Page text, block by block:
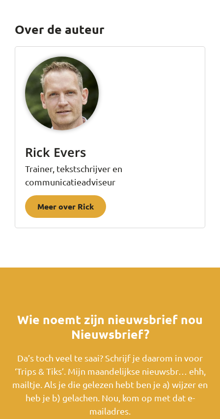
Over de auteur
Rick Evers
Trainer, tekstschrijver en
communicatieadviseur
Meer over Rick
Wie noemt zijn nieuwsbrief nou
Nieuwsbrief?
Da’s toch veel te saai? Schrijf je daarom in voor
‘Trips & Tiks’. Mijn maandelijkse nieuwsbr… ehh,
mailtje. Als je die gelezen hebt ben je a) wijzer en
heb je b) gelachen. Nou, kom op met dat e-
mailadres.